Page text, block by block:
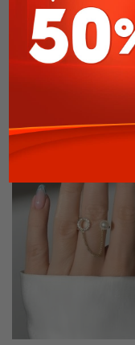
cho lớp tráng gương.
nền nude nhẹ nhàng
móng ra ngọn, mang